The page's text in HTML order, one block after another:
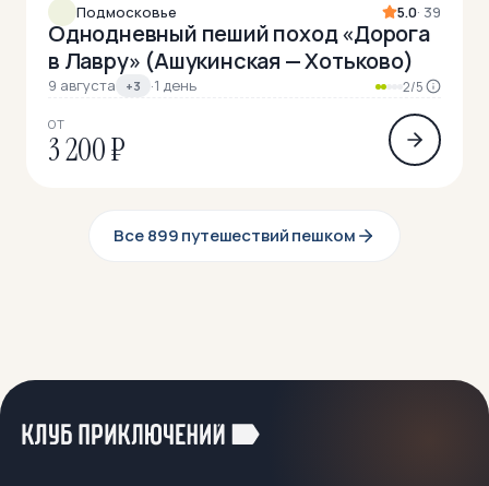
Подмосковье 5.0· 39
Однодневный пеший поход «Дорога
в Лавру» (Ашукинская — Хотьково)
9 августа +3 ·1 день 2/5
ОТ
3 200 ₽
Все 899 путешествий пешком